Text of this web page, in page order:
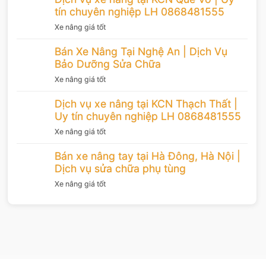
tín chuyên nghiệp LH 0868481555
Xe nâng giá tốt
Bán Xe Nâng Tại Nghệ An | Dịch Vụ
Bảo Dưỡng Sửa Chữa
Xe nâng giá tốt
Dịch vụ xe nâng tại KCN Thạch Thất |
Uy tín chuyên nghiệp LH 0868481555
Xe nâng giá tốt
Bán xe nâng tay tại Hà Đông, Hà Nội |
Dịch vụ sửa chữa phụ tùng
Xe nâng giá tốt